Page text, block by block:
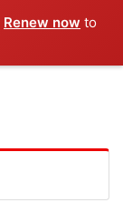
Renew now to